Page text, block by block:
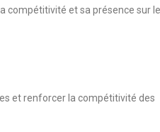
compétitivité et sa présence sur le
et renforcer la compétitivité des